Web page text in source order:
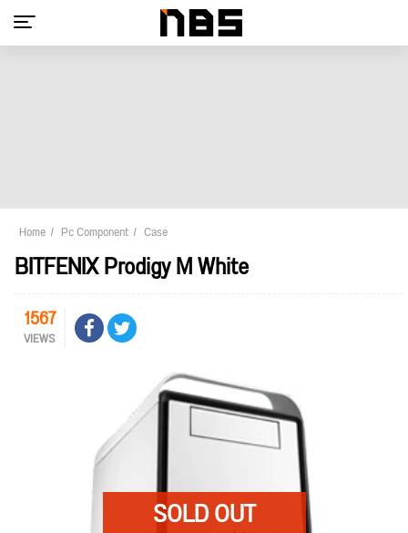
Home Pc Component Case
BITFENIX Prodigy M White
1567
VIEWS